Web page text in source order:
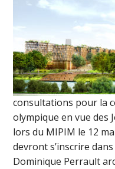
consultations pour la
olympique en vue des
lors du MIPIM le 12
devront s’inscrire
Dominique Perrault